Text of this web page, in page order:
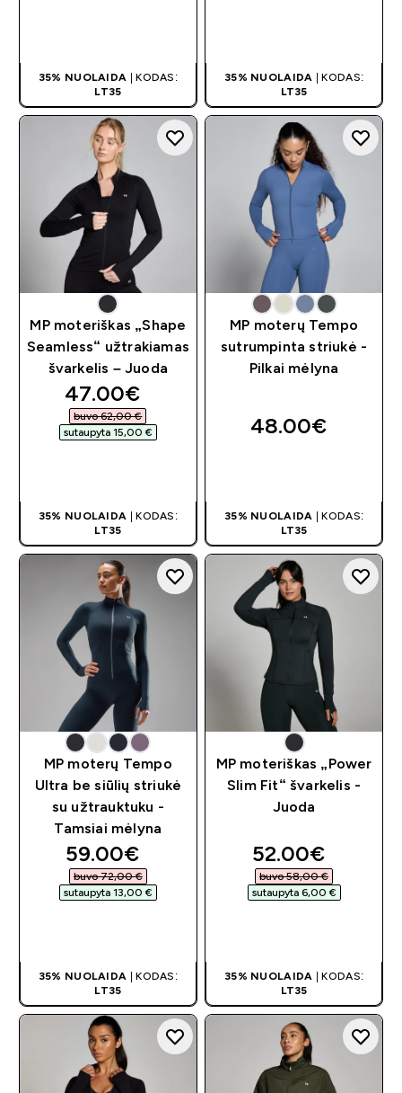
35% NUOLAIDA | KODAS:
LT35
35% NUOLAIDA | KODAS:
LT35
MP moteriškas „Shape
Seamless“ užtrakiamas
švarkelis – Juoda
discounted price
47.00€‎
buvo 62,00 €‎
sutaupyta 15,00 €‎
35% NUOLAIDA | KODAS:
LT35
MP moterų Tempo
sutrumpinta striukė -
Pilkai mėlyna
48.00€‎
35% NUOLAIDA | KODAS:
LT35
MP moterų Tempo
Ultra be siūlių striukė
su užtrauktuku -
Tamsiai mėlyna
discounted price
59.00€‎
buvo 72,00 €‎
sutaupyta 13,00 €‎
35% NUOLAIDA | KODAS:
LT35
MP moteriškas „Power
Slim Fit“ švarkelis -
Juoda
discounted
52.00€‎
buvo 58,00 €‎
sutaupyta 6,00 €‎
35% NUOLAIDA | KODAS:
LT35